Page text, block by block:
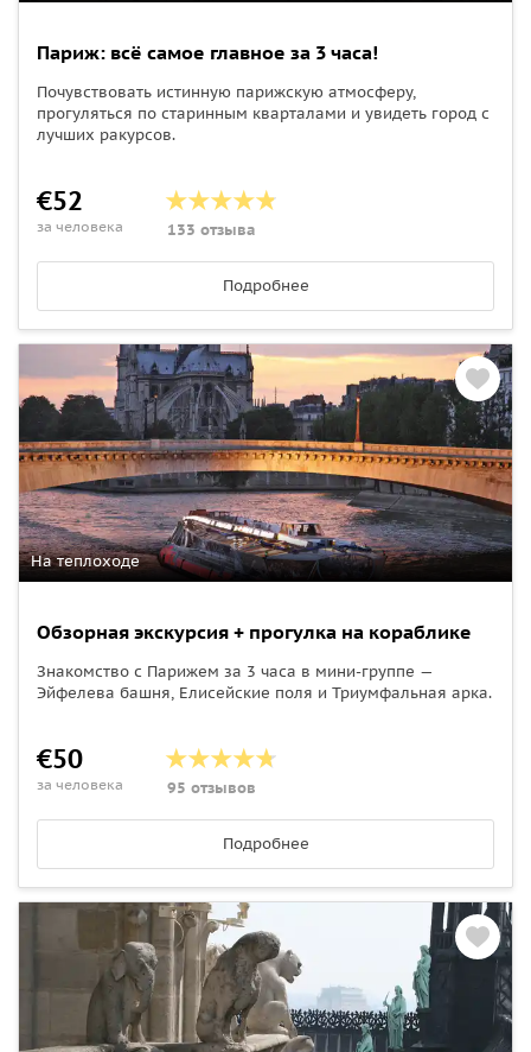
Париж: всё самое главное за 3 часа!
Почувствовать истинную парижскую атмосферу,
прогуляться по старинным кварталами и увидеть город с
лучших ракурсов.
€52
за человека 133 отзыва
Подробнее
На теплоходе
Обзорная экскурсия + прогулка на кораблике
Знакомство с Парижем за 3 часа в мини-группе —
Эйфелева башня, Елисейские поля и Триумфальная арка.
€50
за человека 95 отзывов
Подробнее